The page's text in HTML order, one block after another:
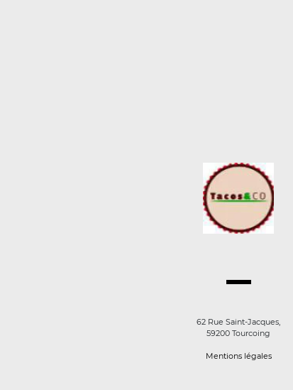
62 Rue Saint-Jacques,
59200 Tourcoing
Mentions légales